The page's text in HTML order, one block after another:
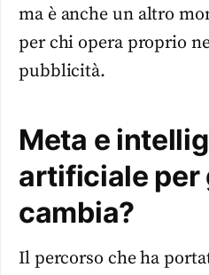
ma è anche un altro
per chi opera proprio
pubblicità.
Meta e
artificiale per
cambia?
Il percorso che ha